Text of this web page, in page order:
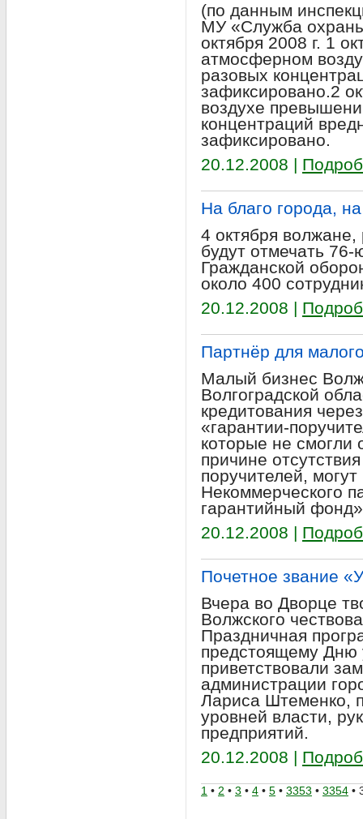
(по данным
МУ «Служба
октября 2008 г. 1
атмосферном
разовых
зафиксировано.2
воздухе
концентраций
зафиксировано.
20.12.2008 |
На благо города,
4 октября
будут отмечать
Гражданской
около 400
20.12.2008 |
Партнёр для
Малый бизнес
Волгоградской
кредитования
«гарантии-
которые не смогли
причине
поручителей,
Некоммерческого
гарантийный
20.12.2008 |
Почетное звание
Вчера во Дворце
Волжского
Праздничная
предстоящему Дню
приветствовали
администрации
Лариса Штеменко,
уровней власти,
предприятий.
20.12.2008 |
1 • 2 • 3 • 4 • 5 • 3353 • 3354 •